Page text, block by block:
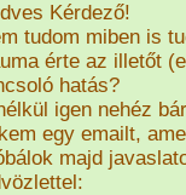
Kérdező!
tudom miben is
érte az illetőt
hatás?
igen nehéz
egy emailt,
majd